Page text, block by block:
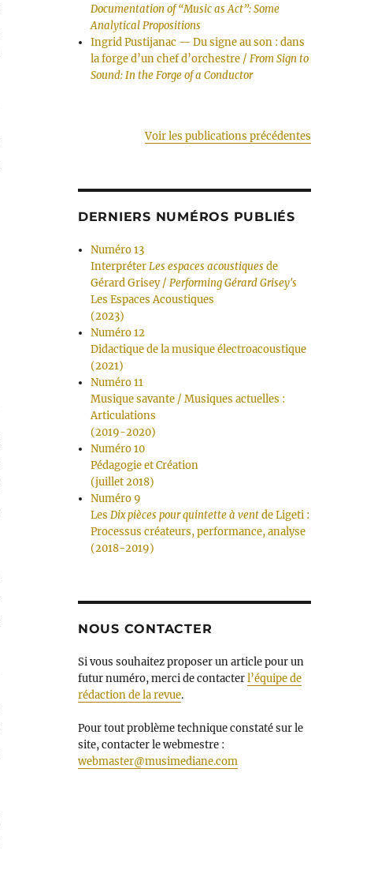
Documentation of “Music as Act”: Some
Analytical Propositions
Ingrid Pustijanac — Du signe au son : dans
la forge d’un chef d’orchestre /From Sign to
Sound: In the Forge of a Conductor
Voir les publications précédentes
DERNIERS NUMÉROS PUBLIÉS
Numéro 13
InterpréterLes espaces acoustiques de
Gérard Grisey /Performing Gérard Grisey's
Les Espaces Acoustiques
(2023)
Numéro 12
Didactique de la musique électroacoustique
(2021)
Numéro 11
Musique savante / Musiques actuelles :
Articulations
(2019-2020)
Numéro 10
Pédagogie et Création
(juillet 2018)
Numéro 9
LesDix pièces pour quintette à ventde Ligeti :
Processus créateurs, performance, analyse
(2018-2019)
NOUS CONTACTER
Si vous souhaitez proposer un article pour un
futur numéro, merci de contacterl’équipe de
rédaction de la revue.
Pour tout problème technique constaté sur le
site, contacter le webmestre :
webmaster@musimediane.com